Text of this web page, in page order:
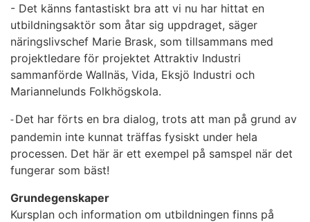
- Det känns fantastiskt bra att vi nu har hittat en
utbildningsaktör som åtar sig uppdraget, säger
näringslivschef Marie Brask, som tillsammans med
projektledare för projektet Attraktiv Industri
sammanförde Wallnäs, Vida, Eksjö Industri och
Mariannelunds Folkhögskola.
-Det har förts en bra dialog, trots att man på grund av
pandemin inte kunnat träffas fysiskt under hela
processen. Det här är ett exempel på samspel när det
fungerar som bäst!
Grundegenskaper
Kursplan och information om utbildningen finns på